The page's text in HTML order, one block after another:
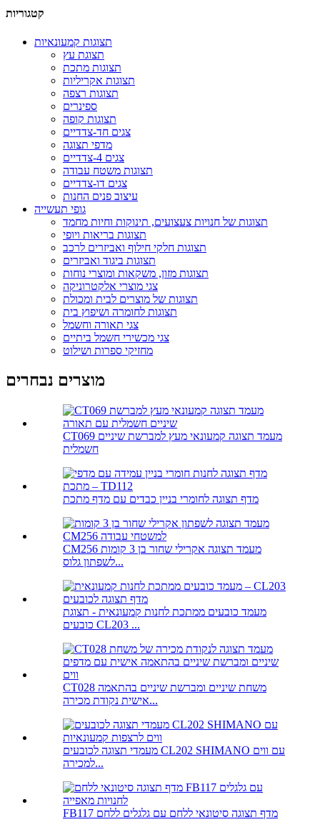
קטגוריות
תצוגות קמעונאיות
תצוגת עץ
תצוגות מתכת
תצוגות אקריליות
תצוגות רצפה
ספינרים
תצוגות קופה
צגים חד-צדדיים
מדפי תצוגה
צגים 4-צדדיים
תצוגות משטח עבודה
צגים דו-צדדיים
עיצוב פנים החנות
גופי תעשייה
תצוגות של חנויות צעצועים, תינוקות וחיות מחמד
תצוגות בריאות ויופי
תצוגות חלקי חילוף ואביזרים לרכב
תצוגות ביגוד ואביזרים
תצוגות מזון, משקאות ומוצרי נוחות
צגי מוצרי אלקטרוניקה
תצוגות של מוצרים לבית ומכולת
תצוגות לחומרה ושיפוץ בית
צגי תאורה וחשמל
צגי מכשירי חשמל ביתיים
מחזיקי ספרות ושילוט
מוצרים נבחרים
CT069 מעמד תצוגה קמעונאי מעץ למברשת שיניים
חשמלית
מדף תצוגה לחומרי בניין כבדים עם מדף מתכת
CM256 מעמד תצוגה אקרילי שחור בן 3 קומות
לשפתון גלוס...
מעמד כובעים ממתכת לחנות קמעונאית - תצוגת
כובעים CL203 ...
CT028 משחת שיניים ומברשת שיניים בהתאמה
אישית נקודת מכירה...
מעמדי תצוגה לכובעים CL202 SHIMANO עם ווים
למכירה...
FB117 מדף תצוגה סיטונאי ללחם עם גלגלים ללחם